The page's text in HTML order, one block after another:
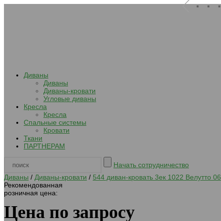
Диваны
Диваны
Диваны-кровати
Угловые диваны
Кресла
Кресла
Спальные системы
Кровати
Ткани
ПАРТНЕРАМ
Начать сотрудничество
Диваны / Диваны-кровати / 544 диван-кровать 3ек 1022 Велутто 06
Рекомендованная
розничная цена:
Цена по запросу